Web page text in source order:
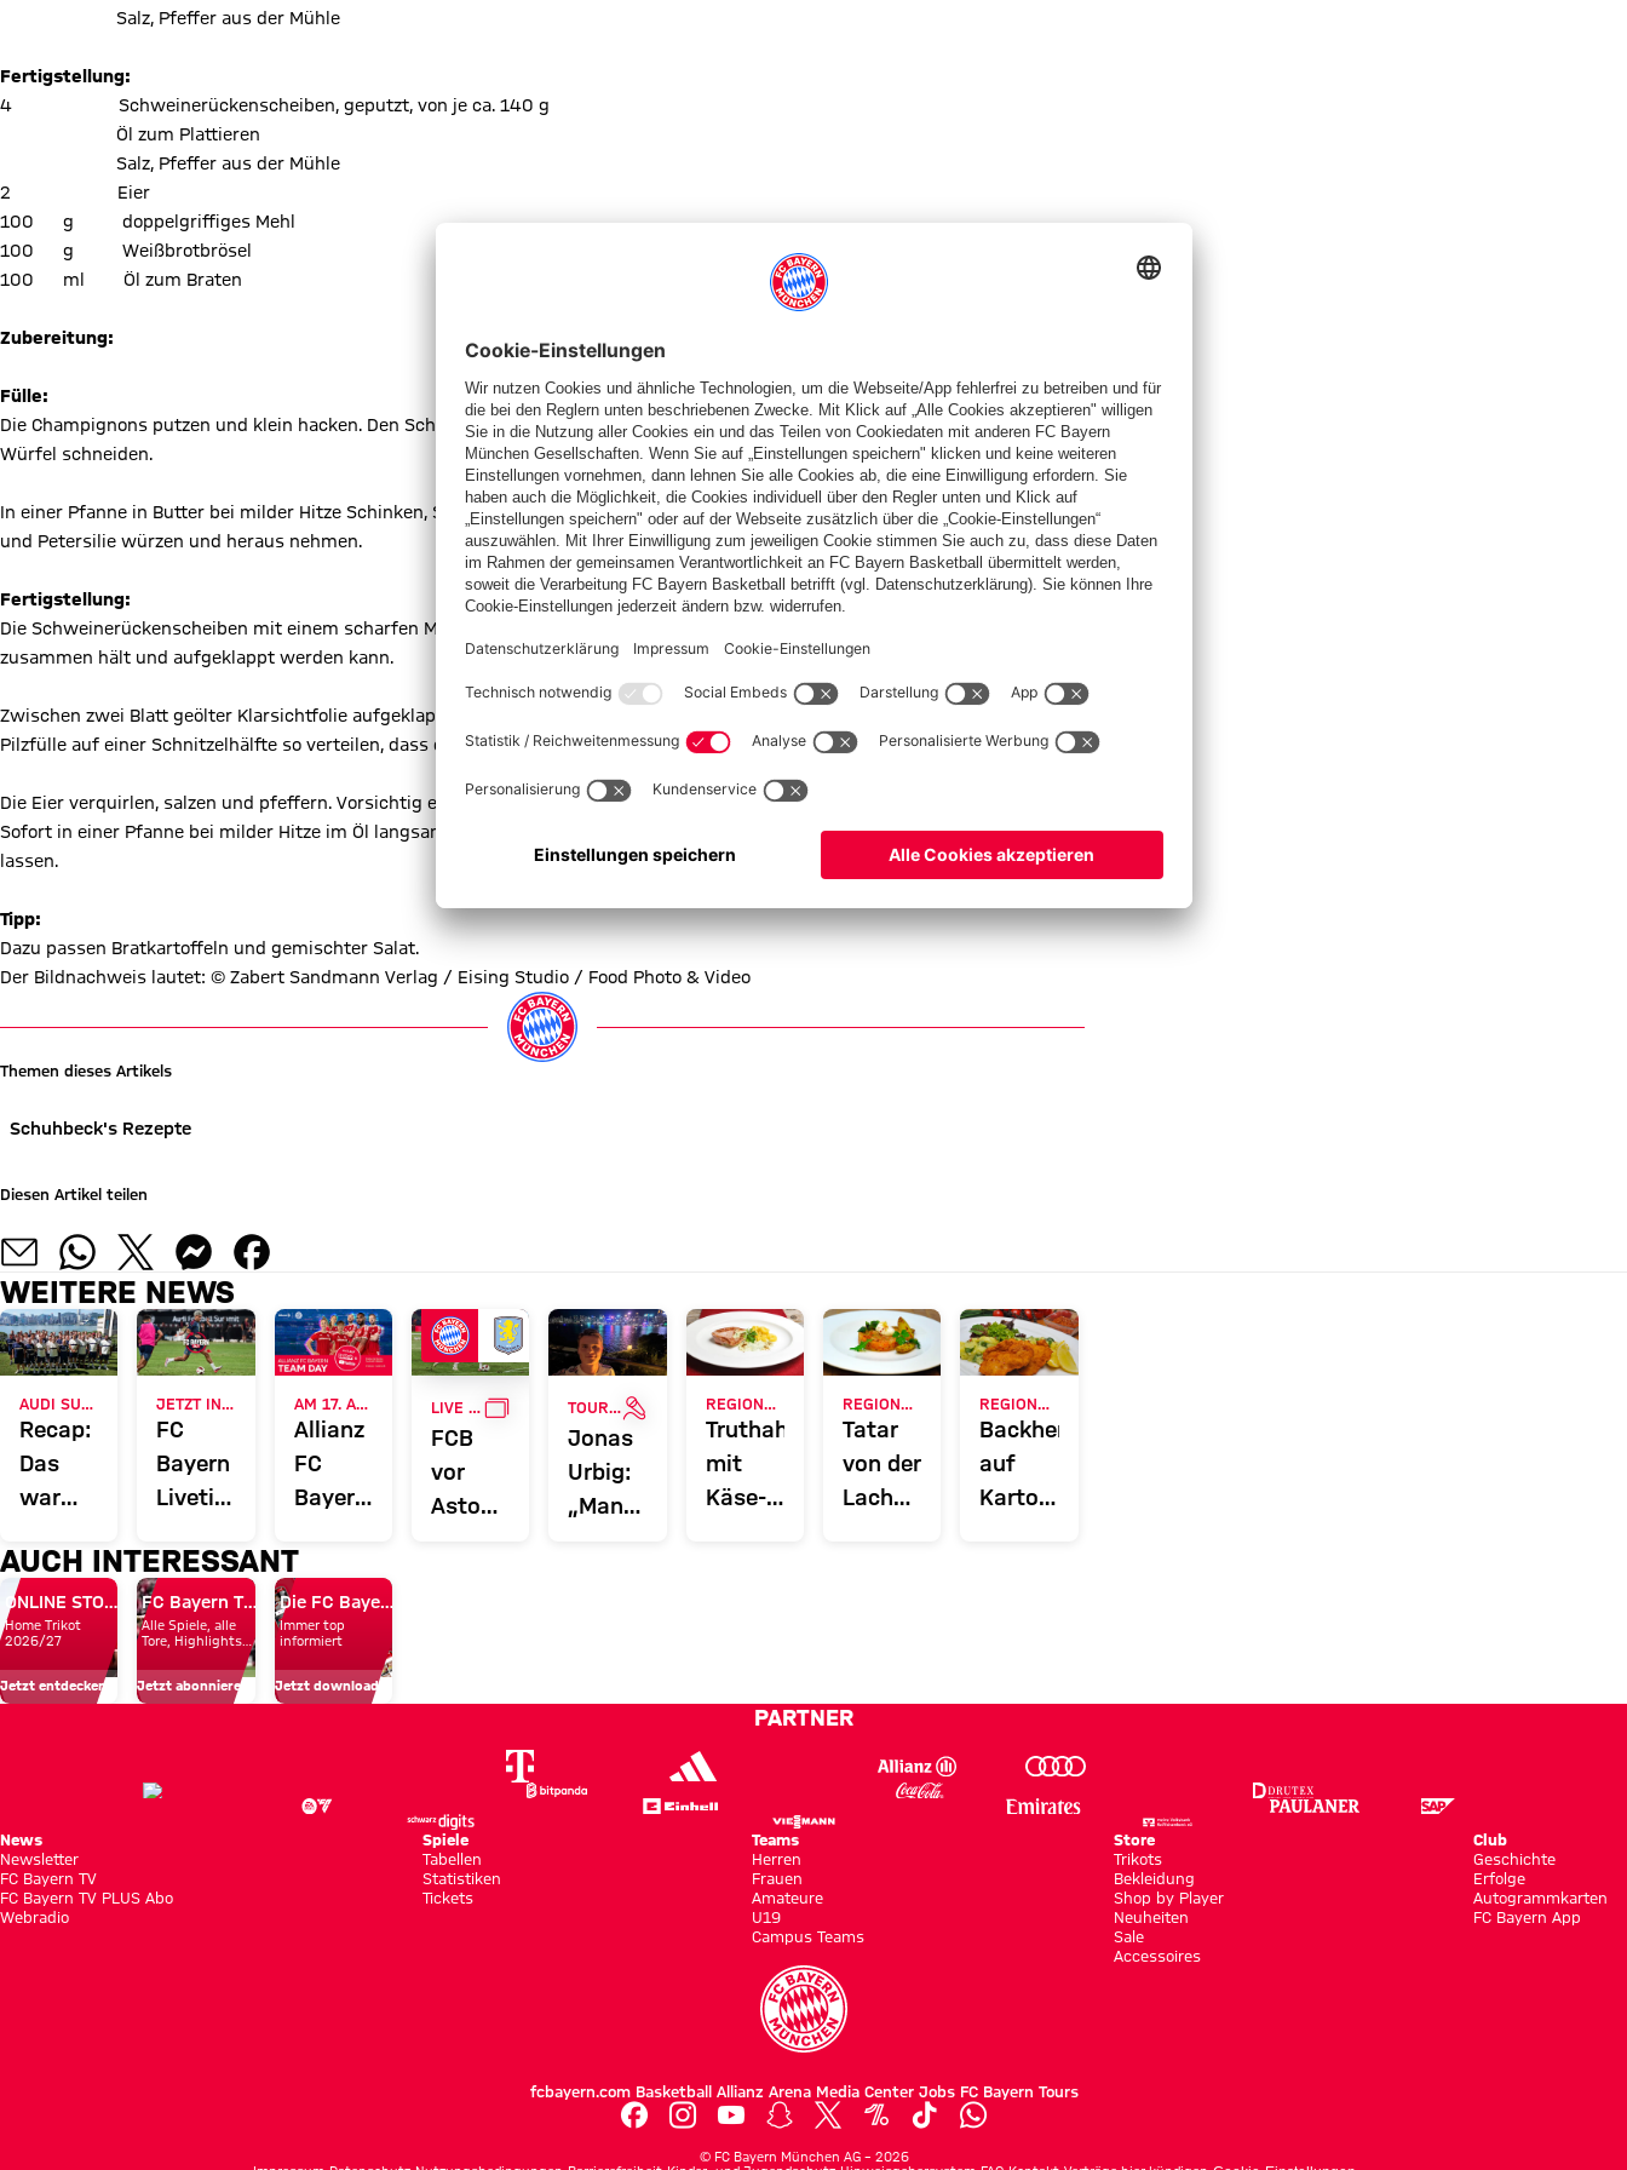
Salz, Pfeffer aus der Mühle
Fertigstellung:
4 Schweinerückenscheiben, geputzt, von je ca. 140 g
Öl zum Plattieren
Salz, Pfeffer aus der Mühle
2 Eier
100 g doppelgriffiges Mehl
100 g Weißbrotbrösel
100 ml Öl zum Braten
Zubereitung:
Fülle:
Die Champignons putzen und klein hacken. Den Schinken in sehr kleine Würfel schneiden, die Schalotten schälen und in kleine
Würfel schneiden.
In einer Pfanne in Butter bei milder Hitze Schinken, Schalotten und Champignons 1 bis 2 Minuten anschwitzen, mit Salz, Pfeffer
und Petersilie würzen und heraus nehmen.
Fertigstellung:
Die Schweinerückenscheiben mit einem scharfen Messer durch die Längsseite so einschneiden, dass es am Ende gerade noch
zusammen hält und aufgeklappt werden kann.
Zwischen zwei Blatt geölter Klarsichtfolie aufgeklappt zu dünnen Schnitzeln klopfen und mit Salz und Pfeffer würzen. Die
Pilzfülle auf einer Schnitzelhälfte so verteilen, dass der Rand ein wenig frei bleibt und die zweite Hälfte darüber klappen.
Die Eier verquirlen, salzen und pfeffern. Vorsichtig erst in Mehl, anschließend in Ei und zuletzt in den Weißbrotbröseln wenden.
Sofort in einer Pfanne bei milder Hitze im Öl langsam hell braten. Aus der Pfanne nehmen und auf Küchenpapier abtropfen
lassen.
Tipp:
Dazu passen Bratkartoffeln und gemischter Salat.
Der Bildnachweis lautet: © Zabert Sandmann Verlag / Eising Studio / Food Photo & Video
Themen dieses Artikels
Schuhbeck's Rezepte
Diesen Artikel teilen
WEITERE NEWS
Recap:
Das
war
Donnerstag
des FC
Bayern
in
Hongkong
FC
Bayern
Liveticker:
Infos
rund
um
unsere
Profis
AM 17. AUGUST
Allianz
FC
Bayern
LIVE BEI FC BAYERN TV PLUS GALLERIE
FCB
vor
Aston
Top-
TOUR TALKINTERVIEW
Jonas
Urbig:
„Man
Truthahnsteak
mit
Käse-
Tatar
von der
Lachsforelle
Rahm
Backhendl
auf
Kartoffel-
AUCH INTERESSANT
ONLINE STORE
Home Trikot
2026/27
Jetzt entdecken
FC Bayern TV PLUS
Alle Spiele, alle
Tore, Highlights
Jetzt abonnieren!
Die FC Bayern Apps
Immer top
informiert
Jetzt downloaden!
PARTNER
News
Newsletter
FC Bayern TV
FC Bayern TV PLUS Abo
Webradio
Spiele
Tabellen
Statistiken
Tickets
Teams
Herren
Frauen
Amateure
U19
Campus Teams
Store
Trikots
Bekleidung
Shop by Player
Neuheiten
Sale
Accessoires
Club
Geschichte
Erfolge
Autogrammkarten
FC Bayern App
fcbayern.com Basketball Allianz Arena Media Center Jobs FC Bayern Tours
© FC Bayern München AG – 2026